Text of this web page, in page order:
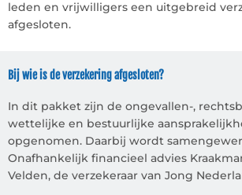
leden en vrijwilligers een uitgebreid
afgesloten.
Bij wie is de verzekering afgesloten?
In dit pakket zijn de ongevallen-,
wettelijke en bestuurlijke
opgenomen. Daarbij wordt
Onafhankelijk financieel advies
Velden, de verzekeraar van Jong